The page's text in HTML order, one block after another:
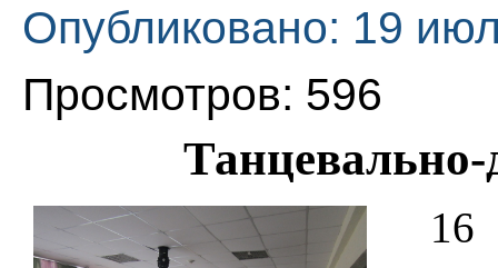
Опубликовано: 19
Просмотров: 596
Танцевально-